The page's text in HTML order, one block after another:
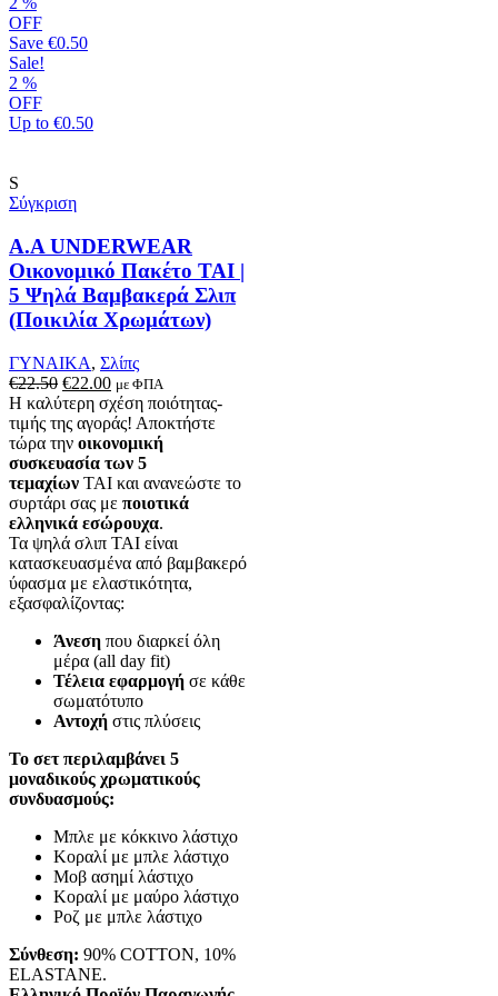
παραλλαγές.
να
του
OFF
Save €0.50
Sale!
2 %
OFF
Up to €0.50
S
Σύγκριση
A.A UNDERWEAR
Οικονομικό Πακέτο TAI |
5 Ψηλά Βαμβακερά Σλιπ
(Ποικιλία Χρωμάτων)
ΓΥΝΑΙΚΑ, Σλίπς
€22.50 Original
price
was:
€22.50.
€22.00Η
τρέχουσα
τιμή
είναι:
€22.00.
με ΦΠΑ
Η καλύτερη σχέση ποιότητας-
τιμής της αγοράς! Αποκτήστε
τώρα την οικονομική
συσκευασία των 5
τεμαχίων TAI και ανανεώστε το
συρτάρι σας με ποιοτικά
ελληνικά εσώρουχα.
Τα ψηλά σλιπ TAI είναι
κατασκευασμένα από βαμβακερό
ύφασμα με ελαστικότητα,
εξασφαλίζοντας:
Άνεση που διαρκεί όλη
μέρα (all day fit)
Τέλεια εφαρμογή σε κάθε
σωματότυπο
Αντοχή στις πλύσεις
Το σετ περιλαμβάνει 5
μοναδικούς χρωματικούς
συνδυασμούς:
Μπλε με κόκκινο λάστιχο
Κοραλί με μπλε λάστιχο
Μοβ ασημί λάστιχο
Κοραλί με μαύρο λάστιχο
Ροζ με μπλε λάστιχο
Σύνθεση: 90% COTTON, 10%
ELASTANE.